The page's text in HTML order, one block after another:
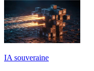
IA souveraine